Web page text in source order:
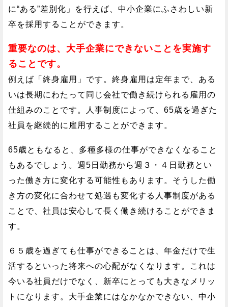
に“ある”差別化」を行えば、中小企業にふさわしい新
卒を採用することができます。
重要なのは、大手企業にできないことを実施す
ることです。
例えば「終身雇用」です。終身雇用は定年まで、ある
いは長期にわたって同じ会社で働き続けられる雇用の
仕組みのことです。人事制度によって、65歳を過ぎた
社員を継続的に雇用することができます。
65歳ともなると、多種多様の仕事ができなくなること
もあるでしょう。週5日勤務から週３・４日勤務とい
った働き方に変化する可能性もあります。そうした働
き方の変化に合わせて処遇も変化する人事制度がある
ことで、社員は安心して長く働き続けることができま
す。
６５歳を過ぎても仕事ができることは、年金だけで生
活するといった将来への心配がなくなります。これは
今いる社員だけでなく、新卒にとっても大きなメリッ
トになります。大手企業にはなかなかできない、中小